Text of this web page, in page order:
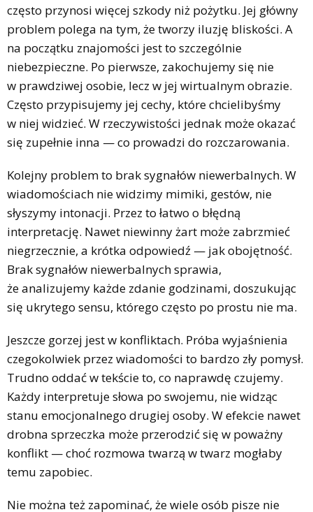
często przynosi więcej szkody niż pożytku. Jej główny
problem polega na tym, że tworzy iluzję bliskości. A
na początku znajomości jest to szczególnie
niebezpieczne. Po pierwsze, zakochujemy się nie
w prawdziwej osobie, lecz w jej wirtualnym obrazie.
Często przypisujemy jej cechy, które chcielibyśmy
w niej widzieć. W rzeczywistości jednak może okazać
się zupełnie inna — co prowadzi do rozczarowania.
Kolejny problem to brak sygnałów niewerbalnych. W
wiadomościach nie widzimy mimiki, gestów, nie
słyszymy intonacji. Przez to łatwo o błędną
interpretację. Nawet niewinny żart może zabrzmieć
niegrzecznie, a krótka odpowiedź — jak obojętność.
Brak sygnałów niewerbalnych sprawia,
że analizujemy każde zdanie godzinami, doszukując
się ukrytego sensu, którego często po prostu nie ma.
Jeszcze gorzej jest w konfliktach. Próba wyjaśnienia
czegokolwiek przez wiadomości to bardzo zły pomysł.
Trudno oddać w tekście to, co naprawdę czujemy.
Każdy interpretuje słowa po swojemu, nie widząc
stanu emocjonalnego drugiej osoby. W efekcie nawet
drobna sprzeczka może przerodzić się w poważny
konflikt — choć rozmowa twarzą w twarz mogłaby
temu zapobiec.
Nie można też zapominać, że wiele osób pisze nie